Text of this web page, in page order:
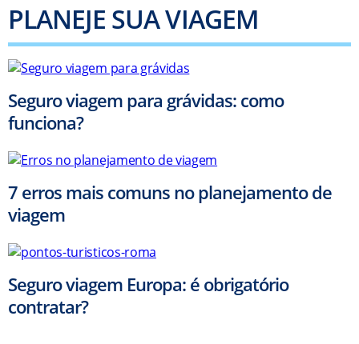
PLANEJE SUA VIAGEM
Seguro viagem para grávidas: como
funciona?
7 erros mais comuns no planejamento de
viagem
Seguro viagem Europa: é obrigatório
contratar?